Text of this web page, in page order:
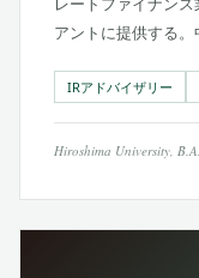
アントに提供する。
IRアドバイザリー
Hiroshima University,